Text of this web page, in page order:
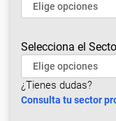
Selecciona el
¿Tienes dudas?
Consulta tu sector